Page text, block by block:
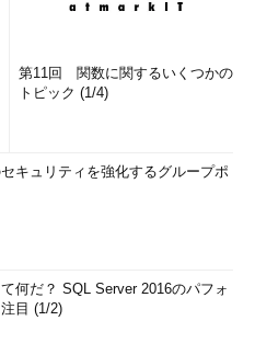
第11回 関数に関するいくつかの
トピック (1/4)
キュリティを強化するグループポ
何だ？ SQL Server 2016のパフォ
目 (1/2)